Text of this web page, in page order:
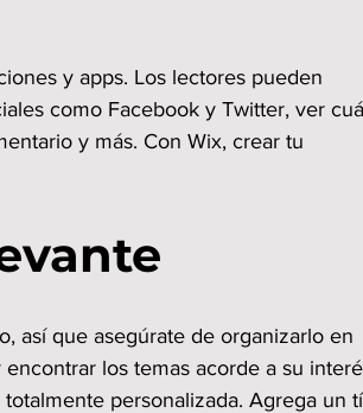
y apps. Los lectores pueden
como Facebook y Twitter, ver
y más. Con Wix, crear tu
así que asegúrate de organizarlo en
los temas acorde a su
personalizada. Agrega un